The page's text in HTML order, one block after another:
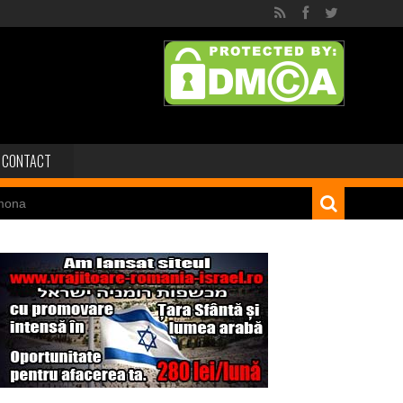
CONTACT
regelui Solomon